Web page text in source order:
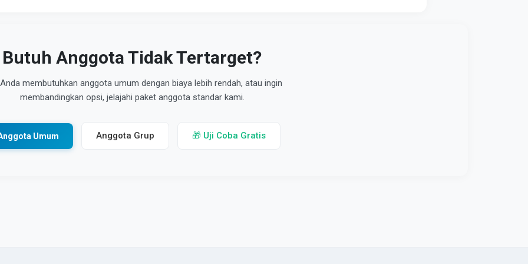
Butuh Anggota Tidak Tertarget?
membutuhkan anggota umum dengan biaya lebih rendah, atau ingin
membandingkan opsi, jelajahi paket anggota standar kami.
Umum Anggota Grup 🎁 Uji Coba Gratis